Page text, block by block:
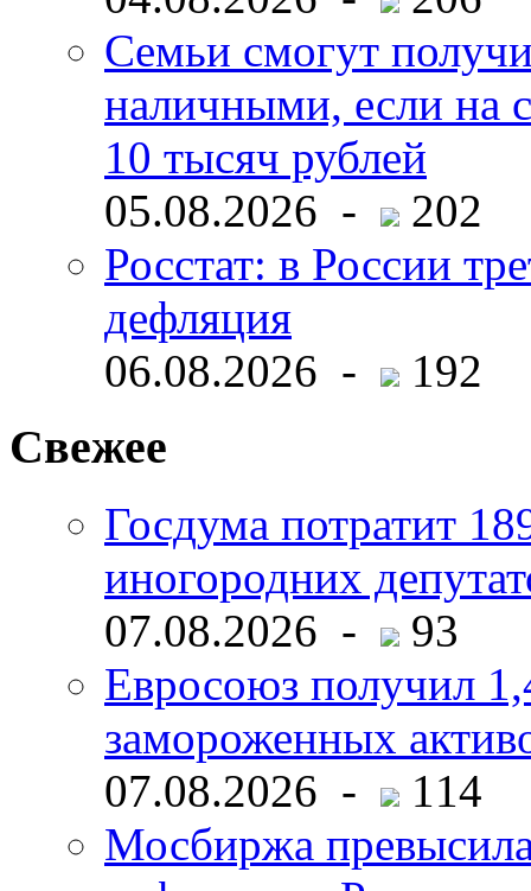
Семьи смогут
наличными, если на
10 тысяч рублей
05.08.2026 -
202
Росстат: в России
дефляция
06.08.2026 -
192
Свежее
Госдума потратит
иногородних
07.08.2026 -
93
Евросоюз получил
замороженных
07.08.2026 -
114
Мосбиржа